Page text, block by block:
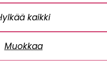
kaikki
Muokkaa